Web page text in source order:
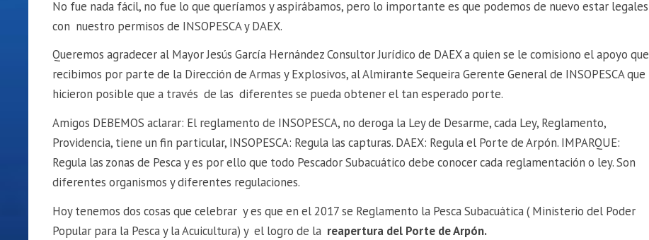
No fue nada fácil, no fue lo que queríamos y aspirábamos, pero lo importante es que podemos de nuevo estar legales
con nuestro permisos de INSOPESCA y DAEX.
Queremos agradecer al Mayor Jesús García Hernández Consultor Jurídico de DAEX a quien se le comisiono el apoyo que
recibimos por parte de la Dirección de Armas y Explosivos, al Almirante Sequeira Gerente General de INSOPESCA que
hicieron posible que a través de las diferentes se pueda obtener el tan esperado porte.
Amigos DEBEMOS aclarar: El reglamento de INSOPESCA, no deroga la Ley de Desarme, cada Ley, Reglamento,
Providencia, tiene un fin particular, INSOPESCA: Regula las capturas. DAEX: Regula el Porte de Arpón. IMPARQUE:
Regula las zonas de Pesca y es por ello que todo Pescador Subacuático debe conocer cada reglamentación o ley. Son
diferentes organismos y diferentes regulaciones.
Hoy tenemos dos cosas que celebrar y es que en el 2017 se Reglamento la Pesca Subacuática ( Ministerio del Poder
Popular para la Pesca y la Acuicultura) y el logro de la reapertura del Porte de Arpón.